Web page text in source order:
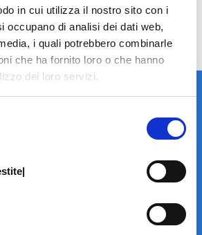
in cui utilizza il nostro sito con i
occupano di analisi dei dati web,
i quali potrebbero combinarle
che ha fornito loro o che hanno
dei loro servizi.